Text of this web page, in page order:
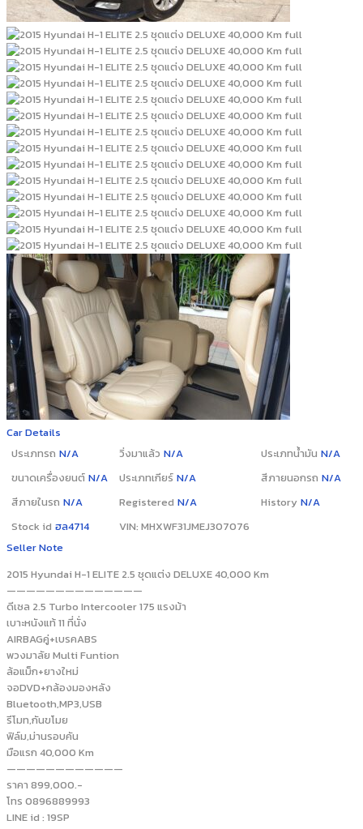
Car Details
ประเภทรถ N/A วิ่งมาแล้ว N/A ประเภทน้ำมัน N/A
ขนาดเครื่องยนต์ N/A ประเภทเกียร์ N/A สีภายนอกรถ N/A
สีภายในรถ N/A Registered N/A History N/A
Stock id ฮล4714
VIN: MHXWF31JMEJ307076
Seller Note
2015 Hyundai H-1 ELITE 2.5 ชุดแต่ง DELUXE 40,000 Km
——————————————
ดีเซล 2.5 Turbo Intercooler 175 แรงม้า
เบาะหนังแท้ 11 ที่นั่ง
AIRBAGคู่+เบรคABS
พวงมาลัย Multi Funtion
ล้อแม็ก+ยางใหม่
จอDVD+กล้องมองหลัง
Bluetooth,MP3,USB
รีโมท,กันขโมย
ฟิล์ม,ม่านรอบคัน
มือแรก 40,000 Km
————————————
ราคา 899,000.-
โทร 0896889993
LINE id : 19SP